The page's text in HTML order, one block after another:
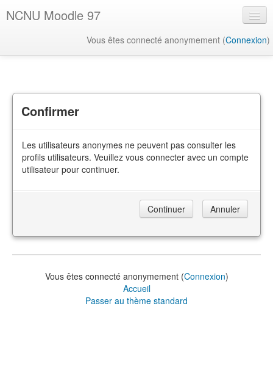
NCNU Moodle 97
Vous êtes connecté anonymement (Connexion)
Confirmer
Les utilisateurs anonymes ne peuvent pas consulter les
profils utilisateurs. Veuillez vous connecter avec un compte
utilisateur pour continuer.
Vous êtes connecté anonymement (Connexion)
Accueil
Passer au thème standard